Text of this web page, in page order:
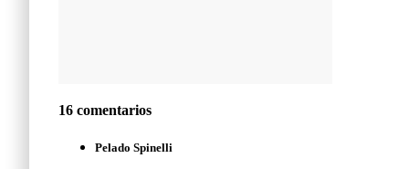
16 comentarios
Pelado Spinelli